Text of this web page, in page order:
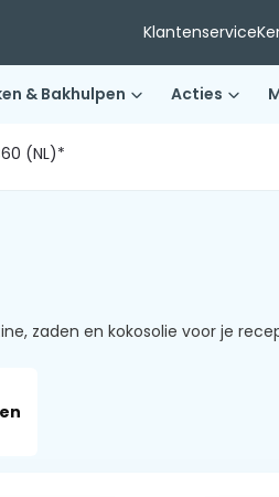
Klantenservice
& Bakhulpen Acties
(NL)*
zaden en kokosolie voor je